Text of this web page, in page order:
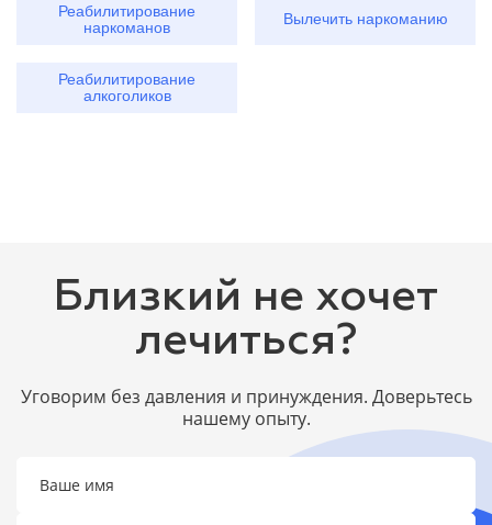
Реабилитирование
наркоманов
Вылечить наркоманию
Реабилитирование
алкоголиков
Близкий не хочет
лечиться?
Уговорим без давления и принуждения. Доверьтесь
нашему опыту.